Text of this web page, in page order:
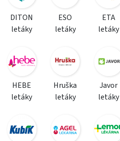
DITON
letáky
ESO
letáky
ETA
letáky
HEBE
letáky
Hruška
letáky
Javor
letáky